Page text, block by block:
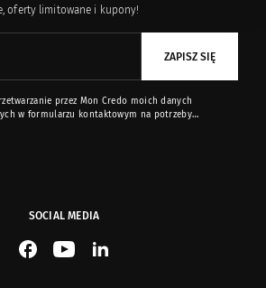
oferty limitowane i kupony!
ZAPISZ SIĘ
przez Mon Credo moich danych
w formularzu kontaktowym na potrzeby
marketingowych dotyczących produktów i usług
SOCIAL MEDIA
See our Facebook
See our YouTube channel
See our LinkedIn